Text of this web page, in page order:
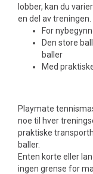
lobber, kan du
en del av treningen.
For
Den store
baller
Med
Playmate
noe til hver
praktiske
baller.
Enten korte eller
ingen grense for